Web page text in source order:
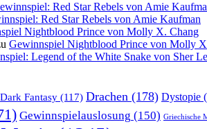
Red Star Rebels von Amie
Red Star Rebels von Amie Kaufman
Nightblood Prince von Molly X. Chang
Gewinnspiel Nightblood Prince von Molly
Legend of the White Snake von Sher
Dark Fantasy (117) Drachen (178) Dystopie
Gewinnspielauslosung (150) Griechische